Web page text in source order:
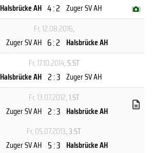
Halsbrücke AH 4 : 2 Zuger SV AH ( )
Fr, 12.08.2016,
Zuger SV AH 6 : 2 Halsbrücke AH
Fr, 17.10.2014, 5.ST
Halsbrücke AH 2 : 3 Zuger SV AH
Fr, 13.07.2012, 1.ST
Zuger SV AH 2 : 3 Halsbrücke AH
Fr, 05.07.2013, 3.ST
Zuger SV AH 5 : 3 Halsbrücke AH